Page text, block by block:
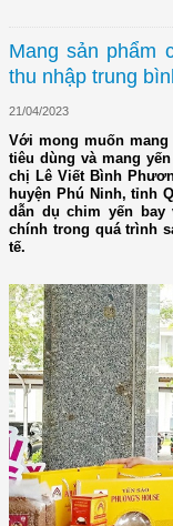
Mang sản phẩm
thu nhập trung
21/04/2023
Với mong muốn
tiêu dùng và mang
chị Lê Viết Bình
huyện Phú Ninh, tỉnh
dẫn dụ chim yến
chính trong quá trình
tế.